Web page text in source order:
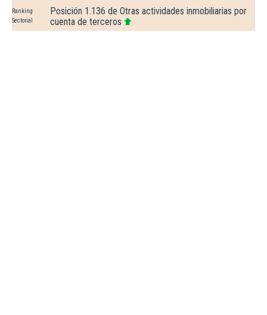
Ranking
Sectorial
Posición 1.136 de Otras actividades inmobiliarias por
cuenta de terceros